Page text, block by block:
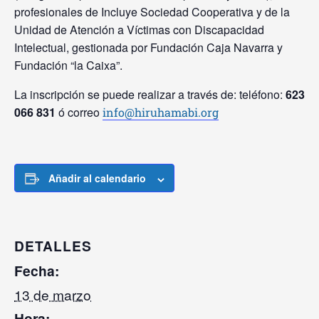
profesionales de Incluye Sociedad Cooperativa y de la
Unidad de Atención a Víctimas con Discapacidad
Intelectual, gestionada por Fundación Caja Navarra y
Fundación “la Caixa”.
La inscripción se puede realizar a través de: teléfono: 623
066 831 ó correoinfo@hiruhamabi.org
Añadir al calendario
DETALLES
Fecha:
13 de marzo